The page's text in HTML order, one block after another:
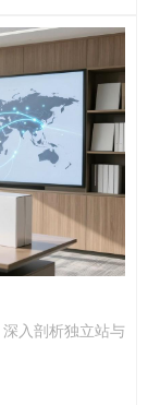
入剖析独立站与